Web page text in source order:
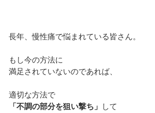
長年、慢性痛で悩まれている皆さん。
もし今の方法に
満足されていないのであれば、
適切な方法で
「不調の部分を狙い撃ち」
して